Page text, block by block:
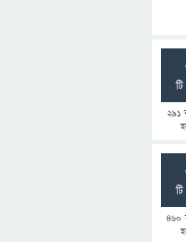
291
460